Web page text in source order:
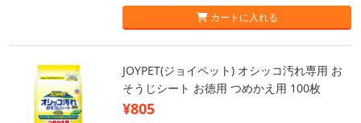
カートに入れる
JOYPET(ジョイペット) オシッコ汚れ専用 お
そうじシート お徳用 つめかえ用 100枚
¥805